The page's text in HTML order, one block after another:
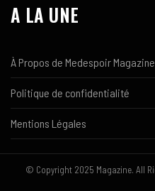
A LA UNE
À Propos de Medespoir Magazine
Politique de confidentialité
Mentions Légales
© Copyright 2025 Magazine. All